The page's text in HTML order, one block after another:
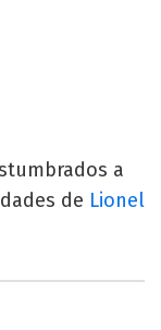
a
de Lionel